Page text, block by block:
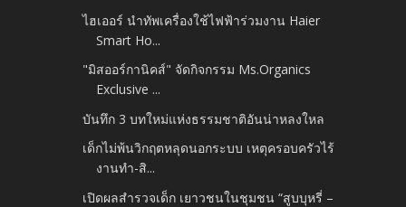
ไฮเออร์ นำทัพเครื่องใช้ไฟฟ้าร่วมงาน Haier
Smart Ho...
"มิสออร์กานิคส์" จัดกิจกรรม Ms.Organics
Exclusive ...
บันทึก 3 บทใหม่แห่งธรรมชาติอันน่าหลงใหล
เด็กไม่พ้นวิกฤตหลุดนอกระบบ เหตุครอบครัวไร้
งานทำ-สิ...
เปิดผลสำรวจเด็ก เยาวชนในชุมชน “สูบบุหรี่ –